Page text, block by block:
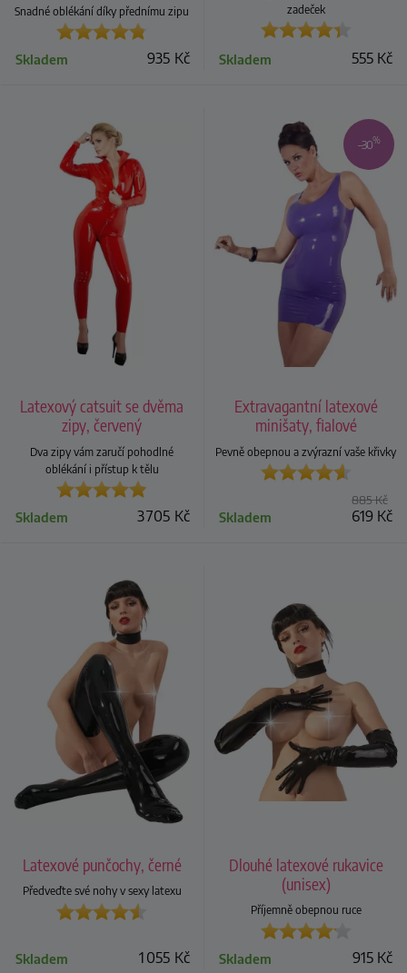
Snadné oblékání díky přednímu zipu
935 Kč
Skladem
zadeček
555 Kč
Skladem
Latexový catsuit se dvěma
zipy, červený
Dva zipy vám zaručí pohodlné
oblékání i přístup k tělu
3 705 Kč
Skladem
–30%
Extravagantní latexové
minišaty, fialové
Pevně obepnou a zvýrazní vaše křivky
885Kč
619 Kč
Skladem
Latexové punčochy, černé
Předveďte své nohy v sexy latexu
1 055 Kč
Skladem
Dlouhé latexové rukavice
(unisex)
Příjemně obepnou ruce
915 Kč
Skladem